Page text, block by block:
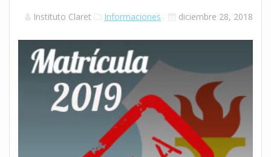
Instituto Claret Informaciones diciembre 28, 2018